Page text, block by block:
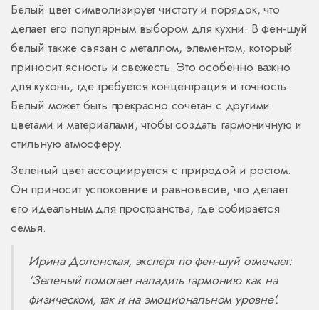
Белый цвет символизирует чистоту и порядок, что
делает его популярным выбором для кухни. В фен-шуй
белый также связан с металлом, элементом, который
приносит ясность и свежесть. Это особенно важно
для кухонь, где требуется концентрация и точность.
Белый может быть прекрасно сочетан с другими
цветами и материалами, чтобы создать гармоничную и
стильную атмосферу.
Зеленый цвет ассоциируется с природой и ростом.
Он приносит успокоение и равновесие, что делает
его идеальным для пространства, где собирается
семья.
Ирина Долонская, эксперт по фен-шуй отмечает:
'Зеленый помогает наладить гармонию как на
физическом, так и на эмоциональном уровне'.